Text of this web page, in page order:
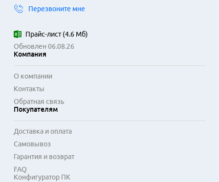
Перезвоните мне
Прайс-лист(4.6 Мб)
Обновлен 06.08.26
Компания
О компании
Контакты
Обратная связь
Покупателям
Доставка и оплата
Самовывоз
Гарантия и возврат
FAQ
Конфигуратор ПК